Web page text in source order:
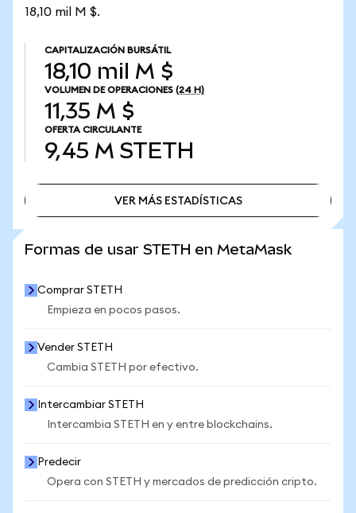
18,10 mil M $.
CAPITALIZACIÓN BURSÁTIL
18,10 mil M $
VOLUMEN DE OPERACIONES (24 H)
11,35 M $
OFERTA CIRCULANTE
9,45 M STETH
VER MÁS ESTADÍSTICAS
Formas de usar STETH en MetaMask
Comprar STETH
Empieza en pocos pasos.
Vender STETH
Cambia STETH por efectivo.
Intercambiar STETH
Intercambia STETH en y entre blockchains.
Predecir
Opera con STETH y mercados de predicción cripto.